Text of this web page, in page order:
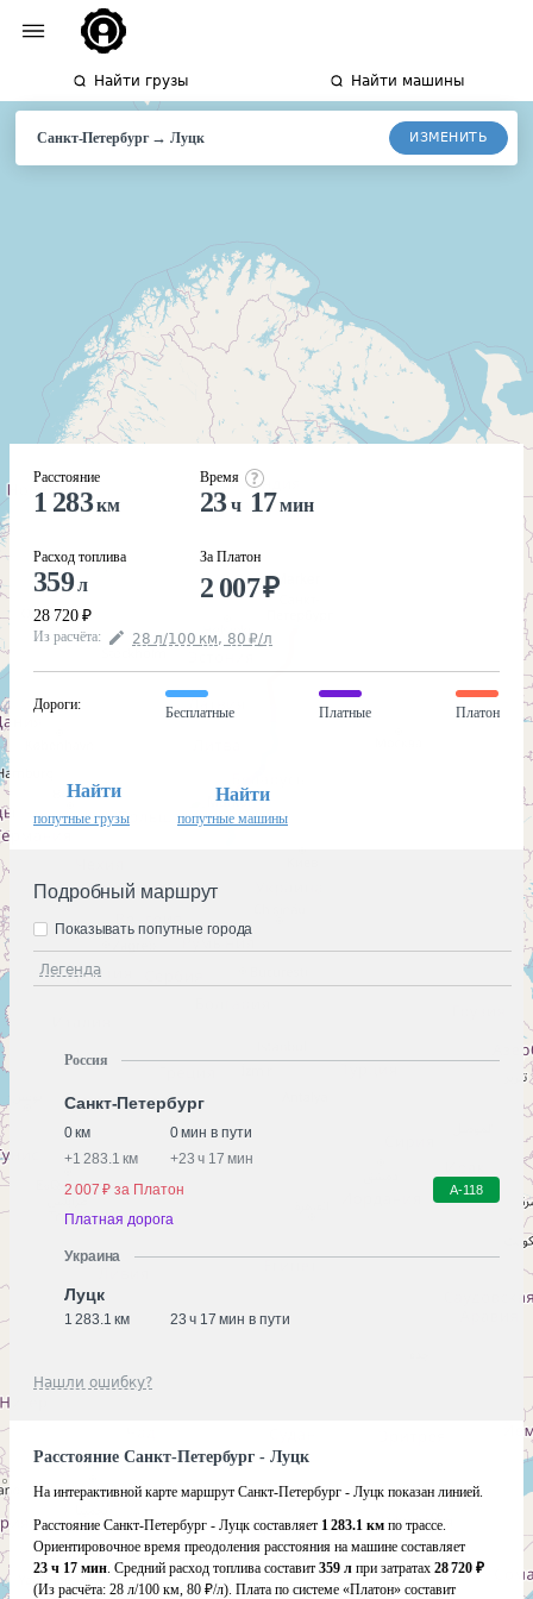
Найти грузы Найти машины
Санкт-Петербург→Луцк ИЗМЕНИТЬ
Расстояние
1 283км
Расход топлива
359л
28 720 ₽
Время
23ч 17мин
За Платон
2 007₽
Из расчёта: 28 л/100 км, 80 ₽/л
Дороги:
Бесплатные Платные Платон
Найти
попутные грузы
Найти
попутные машины
Подробный маршрут
Легенда
Показывать попутные города
Россия
Санкт-Петербург
0 км
0 мин в пути
+1 283.1 км +23 ч 17 мин
2 007 ₽ за Платон
А-118
Платная дорога
Украина
Луцк
1 283.1 км 23 ч 17 мин в пути
Нашли ошибку?
Расстояние Санкт-Петербург - Луцк
На интерактивной карте маршрут Санкт-Петербург - Луцк показан линией.
Расстояние Санкт-Петербург - Луцк составляет 1 283.1 км по трассе.
Ориентировочное время преодоления расстояния на машине составляет
23 ч 17 мин. Средний расход топлива составит 359 л при затратах 28 720 ₽
(Из расчёта: 28 л/100 км, 80 ₽/л). Плата по системе «Платон» составит